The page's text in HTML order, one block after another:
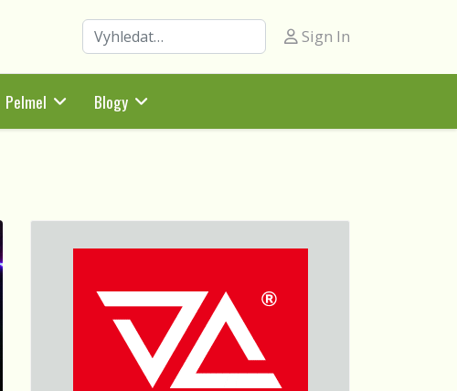
Hledat Sign In
Pelmel Blogy